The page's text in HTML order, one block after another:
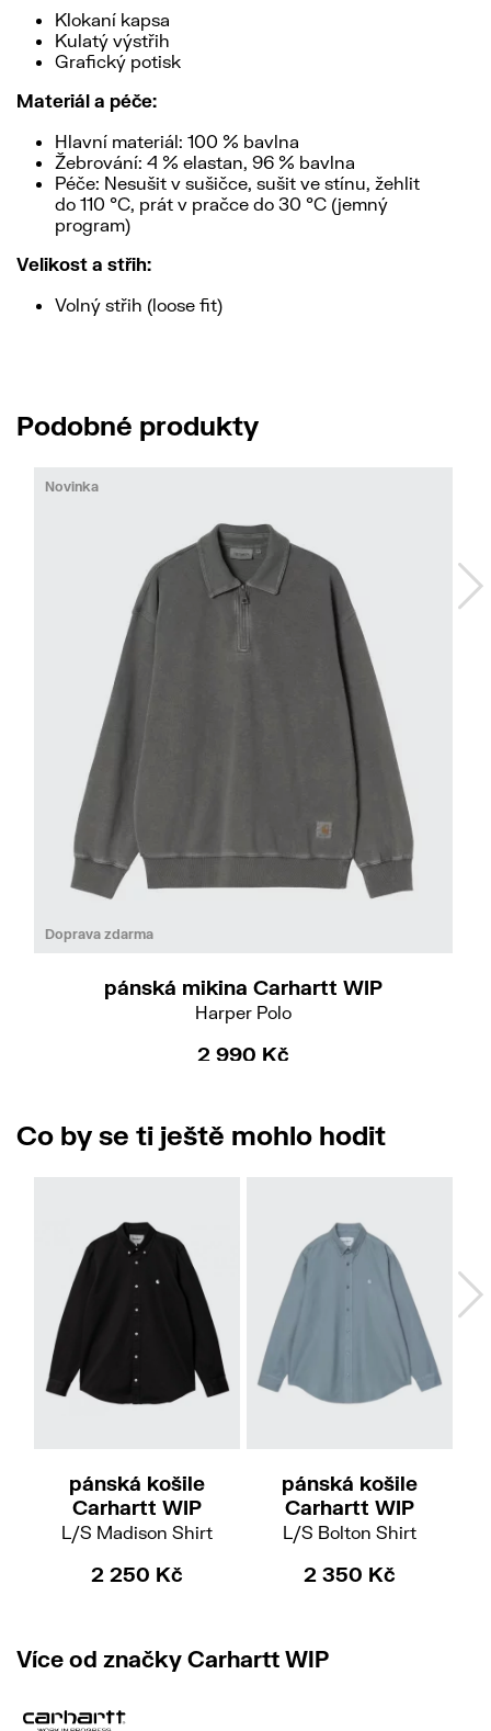
Klokaní kapsa
Kulatý výstřih
Grafický potisk
Materiál a péče:
Hlavní materiál: 100 % bavlna
Žebrování: 4 % elastan, 96 % bavlna
Péče: Nesušit v sušičce, sušit ve stínu, žehlit
do 110 °C, prát v pračce do 30 °C (jemný
program)
Velikost a střih:
Volný střih (loose fit)
Podobné produkty
Doprava zdarma
Novinka
pánská mikina Carhartt WIP
Harper Polo
2 990 Kč
Co by se ti ještě mohlo hodit
pánská košile
Carhartt WIP
L/S Madison Shirt
2 250 Kč
pánská košile
Carhartt WIP
L/S Bolton Shirt
2 350 Kč
Více od značky Carhartt WIP